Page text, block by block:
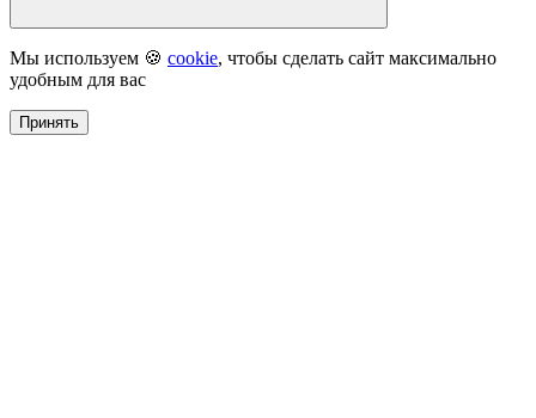
Мы используем 🍪 cookie, чтобы сделать сайт максимально
удобным для вас
Принять